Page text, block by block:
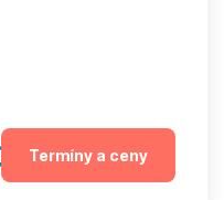
Termíny a ceny